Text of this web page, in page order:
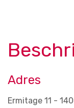
Adres
Ermitage 11 -